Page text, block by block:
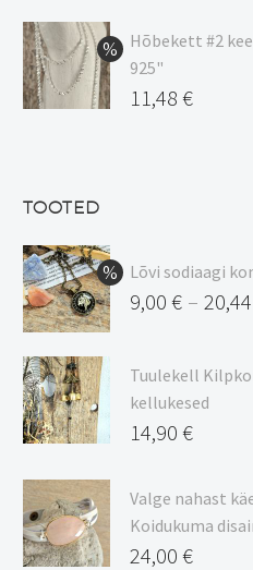
oli:
17,00 €.
hind
on:
15,00 €.
Hõbekett #2
925"
Algne
11,48 €
TOOTED
Lõvi sodiaagi
9,00 € – 20,44
9,00 €
kuni
20,44 €
Tuulekell
kellukesed
14,90 €
Valge nahast
Koidukuma
24,00 €